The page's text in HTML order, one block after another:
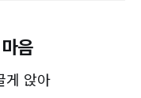
음
게 앉아